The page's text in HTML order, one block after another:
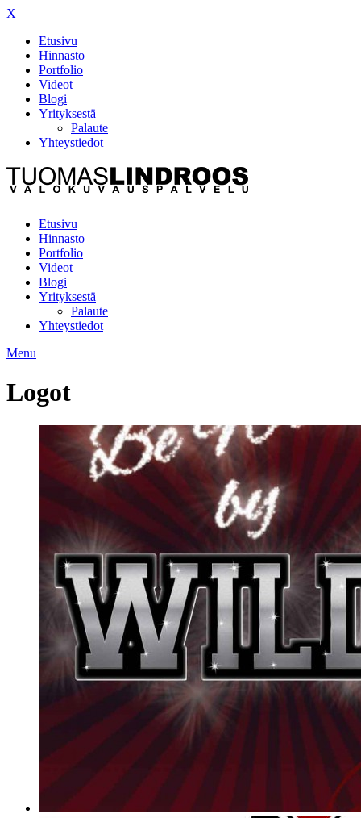
X
Etusivu
Hinnasto
Portfolio
Videot
Blogi
Yrityksestä
Palaute
Yhteystiedot
Etusivu
Hinnasto
Portfolio
Videot
Blogi
Yrityksestä
Palaute
Yhteystiedot
Menu
Logot